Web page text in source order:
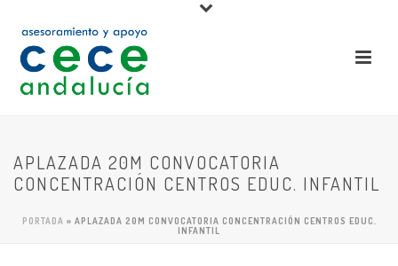
APLAZADA 20M CONVOCATORIA
CONCENTRACIÓN CENTROS EDUC. INFANTIL
PORTADA » APLAZADA 20M CONVOCATORIA CONCENTRACIÓN CENTROS EDUC.
INFANTIL